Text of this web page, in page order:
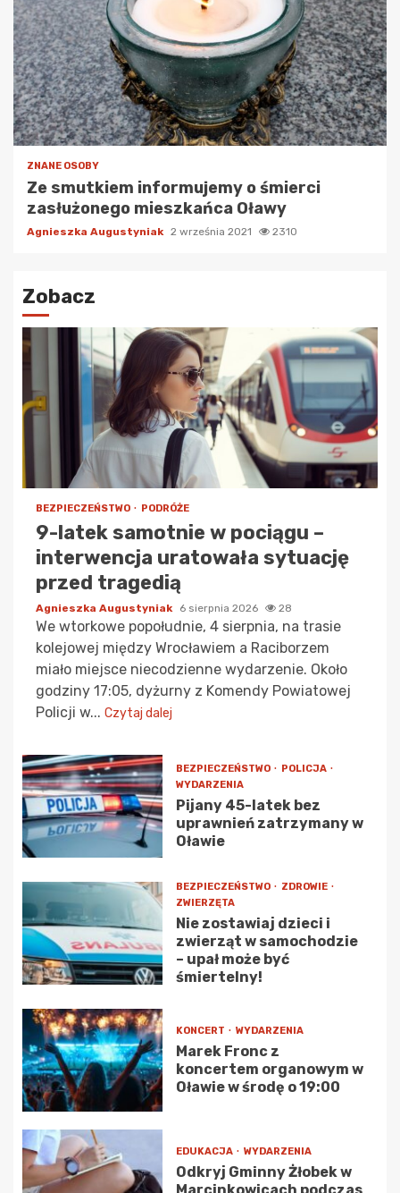
ZNANE OSOBY
Ze smutkiem informujemy o śmierci
zasłużonego mieszkańca Oławy
Agnieszka Augustyniak 2 września 2021 2310
Zobacz
BEZPIECZEŃSTWO PODRÓŻE
9-latek samotnie w pociągu –
interwencja uratowała sytuację
przed tragedią
Agnieszka Augustyniak 6 sierpnia 2026 28
We wtorkowe popołudnie, 4 sierpnia, na trasie
kolejowej między Wrocławiem a Raciborzem
miało miejsce niecodzienne wydarzenie. Około
godziny 17:05, dyżurny z Komendy Powiatowej
Policji w... Czytaj dalej
BEZPIECZEŃSTWO
POLICJA
WYDARZENIA
Pijany 45-latek bez
uprawnień zatrzymany w
Oławie
BEZPIECZEŃSTWO
ZDROWIE
ZWIERZĘTA
Nie zostawiaj dzieci i
zwierząt w samochodzie
– upał może być
śmiertelny!
KONCERT WYDARZENIA
Marek Fronc z
koncertem organowym w
Oławie w środę o 19:00
EDUKACJA WYDARZENIA
Odkryj Gminny Żłobek w